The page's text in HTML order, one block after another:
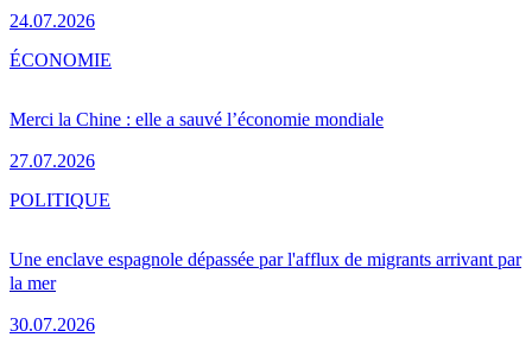
24.07.2026
Merci la Chine : elle a sauvé l’économie mondiale
27.07.2026
ÉCONOMIE
Une enclave espagnole dépassée par l'afflux de migrants arrivant par
la mer
30.07.2026
POLITIQUE